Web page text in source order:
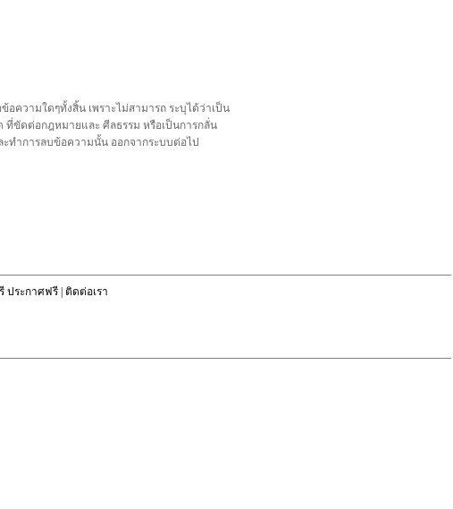
ความใดๆทั้งสิ้น เพราะไม่สามารถ ระบุได้ว่าเป็น
ขัดต่อกฎหมายและ ศีลธรรม หรือเป็นการกลั่น
ะทำการลบข้อความนั้น ออกจากระบบต่อไป
ประกาศฟรี| ติดต่อเรา